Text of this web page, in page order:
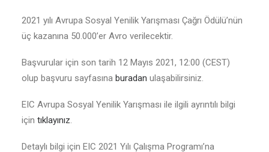
2021 yılı Avrupa Sosyal Yenilik Yarışması Çağrı Ödülü’nün
üç kazanına 50.000’er Avro verilecektir.
Başvurular için son tarih 12 Mayıs 2021, 12:00 (CEST)
olup başvuru sayfasına buradan ulaşabilirsiniz.
EIC Avrupa Sosyal Yenilik Yarışması ile ilgili ayrıntılı bilgi
için tıklayınız.
Detaylı bilgi için EIC 2021 Yılı Çalışma Programı’na